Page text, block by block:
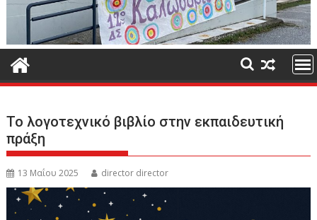
Το λογοτεχνικό βιβλίο στην εκπαιδευτική
πράξη
13 Μαΐου 2025 director director